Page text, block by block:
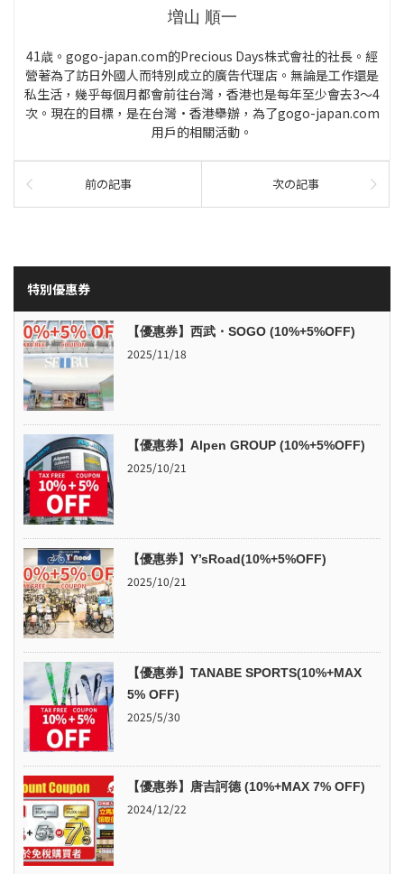
増山 順一
41歳。gogo-japan.com的Precious Days株式會社的社長。經
營著為了訪日外國人而特別成立的廣告代理店。無論是工作還是
私生活，幾乎每個月都會前往台灣，香港也是每年至少會去3～4
次。現在的目標，是在台灣·香港舉辦，為了gogo-japan.com
用戶的相關活動。
前の記事 次の記事
特別優惠券
【優惠券】西武・SOGO (10%+5%OFF)
2025/11/18
【優惠券】Alpen GROUP (10%+5%OFF)
2025/10/21
【優惠券】Y’sRoad(10%+5%OFF)
2025/10/21
【優惠券】TANABE SPORTS(10%+MAX
5% OFF)
2025/5/30
【優惠券】唐吉訶德 (10%+MAX 7% OFF)
2024/12/22